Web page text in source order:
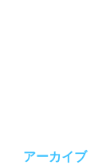
アーカイブ